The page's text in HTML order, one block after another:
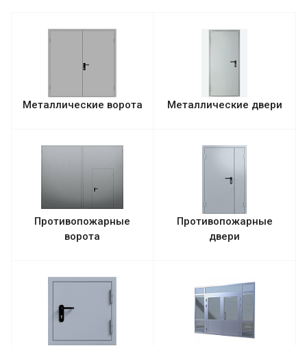
Металлические ворота Металлические двери
Противопожарные
ворота
Противопожарные
двери